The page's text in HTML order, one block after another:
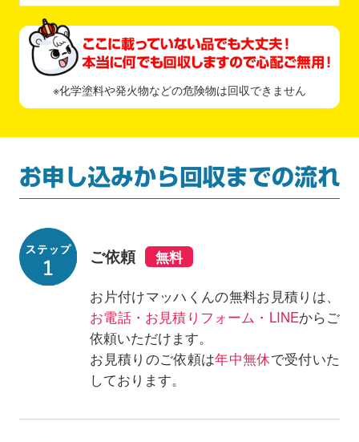
※化学塗料や発火物などの危険物は回収できません
ご依頼
お片付けマッハくんの無料お見積りは、
お電話・お見積りフォーム・LINEからご
依頼いただけます。
お見積りのご依頼は年中無休で受付いた
しております。